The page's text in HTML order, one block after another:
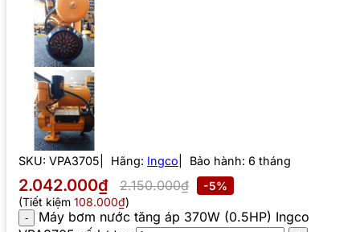
SKU: VPA3705 Hãng: Ingco Bảo hành: 6 tháng
2.042.000₫ 2.150.000₫
-5%
(Tiết kiệm 108.000₫)
Máy bơm nước tăng áp 370W (0.5HP) Ingco